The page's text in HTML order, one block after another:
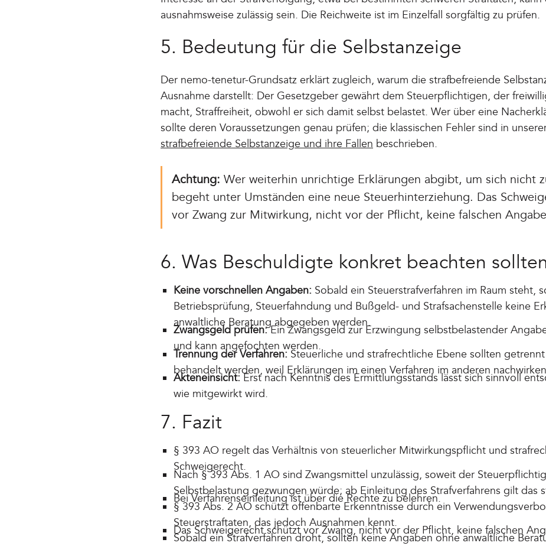
ausnahmsweise zulässig sein. Die Reichweite ist im Einzelfall sorgfältig zu prüfen.
5. Bedeutung für die Selbstanzeige
Der nemo-tenetur-Grundsatz erklärt zugleich, warum die strafbefreiende
Ausnahme darstellt: Der Gesetzgeber gewährt dem Steuerpflichtigen, der
macht, Straffreiheit, obwohl er sich damit selbst belastet. Wer über eine
sollte deren Voraussetzungen genau prüfen; die klassischen Fehler sind in
strafbefreiende Selbstanzeige und ihre Fallen beschrieben.
Achtung: Wer weiterhin unrichtige Erklärungen abgibt, um sich nicht
begeht unter Umständen eine neue Steuerhinterziehung. Das
vor Zwang zur Mitwirkung, nicht vor der Pflicht, keine falschen
6. Was Beschuldigte konkret beachten
Keine vorschnellen Angaben: Sobald ein Steuerstrafverfahren im Raum steht,
Betriebsprüfung, Steuerfahndung und Bußgeld- und Strafsachenstelle keine
anwaltliche Beratung abgegeben werden.
Zwangsgeld prüfen:Ein Zwangsgeld zur Erzwingung selbstbelastender
und kann angefochten werden.
Trennung der Verfahren: Steuerliche und strafrechtliche Ebene sollten
behandelt werden, weil Erklärungen im einen Verfahren im anderen
Akteneinsicht: Erst nach Kenntnis des Ermittlungsstands lässt sich sinnvoll
wie mitgewirkt wird.
7. Fazit
§ 393 AO regelt das Verhältnis von steuerlicher Mitwirkungspflicht und
Schweigerecht.
Nach § 393 Abs. 1 AO sind Zwangsmittel unzulässig, soweit der
Selbstbelastung gezwungen würde; ab Einleitung des Strafverfahrens gilt das
Bei Verfahrenseinleitung ist über die Rechte zu belehren.
§ 393 Abs. 2 AO schützt offenbarte Erkenntnisse durch ein
Steuerstraftaten, das jedoch Ausnahmen kennt.
Das Schweigerecht schützt vor Zwang, nicht vor der Pflicht, keine falschen
Sobald ein Strafverfahren droht, sollten keine Angaben ohne anwaltliche